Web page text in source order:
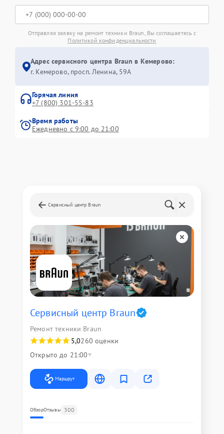
Отправляя заявку на ремонт техники Braun, Вы соглашаетесь с
Политикой конфиденциальности
Адрес сервисного центра Braun в Кемерово:
г. Кемерово, просп. Ленина, 59А
Горячая линия
+7 (800) 301-55-83
Время работы
Ежедневно с 9:00 до 21:00
Сервисный центр Braun
Сервисный центр Braun
Ремонт техники Braun
5,0260 оценки
Открыто до 21:00
Маршрут
ОбзорОтзывы 300